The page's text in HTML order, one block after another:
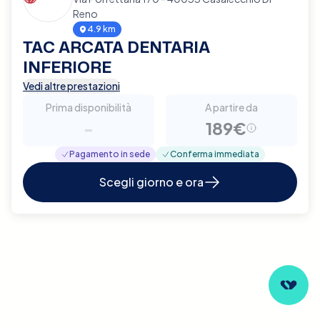
Reno
4.9 km
TAC ARCATA DENTARIA
INFERIORE
Vedi altre prestazioni
Prima disponibilità
-
A partire da
189€
Pagamento in sede Conferma immediata
Scegli giorno e ora